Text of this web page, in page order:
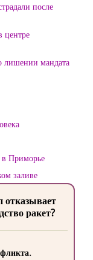
после
центре
лишении мандата
в Приморье
заливе
ракет?